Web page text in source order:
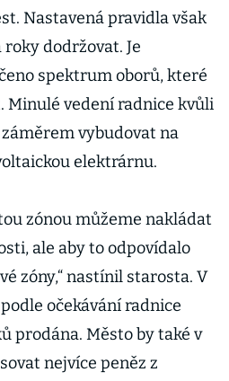
Nastavená pravidla však
dodržovat. Je
spektrum oborů, které
Minulé vedení radnice kvůli
vybudovat na
elektrárnu.
zónou můžeme nakládat
ale aby to odpovídalo
zóny,“ nastínil starosta. V
očekávání radnice
prodána. Město by také v
nejvíce peněz z